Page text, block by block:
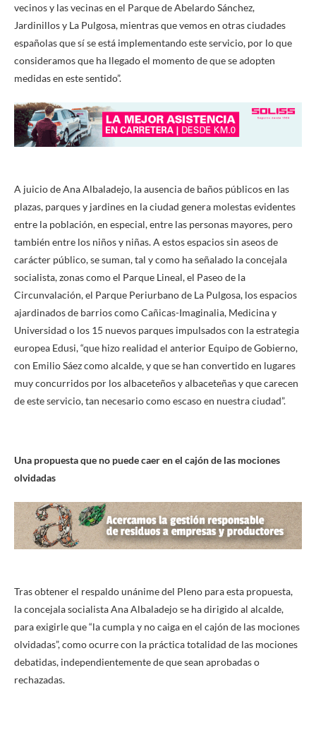
vecinos y las vecinas en el Parque de Abelardo Sánchez,
Jardinillos y La Pulgosa, mientras que vemos en otras ciudades
españolas que sí se está implementando este servicio, por lo que
consideramos que ha llegado el momento de que se adopten
medidas en este sentido”.
A juicio de Ana Albaladejo, la ausencia de baños públicos en las
plazas, parques y jardines en la ciudad genera molestas evidentes
entre la población, en especial, entre las personas mayores, pero
también entre los niños y niñas. A estos espacios sin aseos de
carácter público, se suman, tal y como ha señalado la concejala
socialista, zonas como el Parque Lineal, el Paseo de la
Circunvalación, el Parque Periurbano de La Pulgosa, los espacios
ajardinados de barrios como Cañicas-Imaginalia, Medicina y
Universidad o los 15 nuevos parques impulsados con la estrategia
europea Edusi, “que hizo realidad el anterior Equipo de Gobierno,
con Emilio Sáez como alcalde, y que se han convertido en lugares
muy concurridos por los albaceteños y albaceteñas y que carecen
de este servicio, tan necesario como escaso en nuestra ciudad”.
Una propuesta que no puede caer en el cajón de las mociones
olvidadas
Tras obtener el respaldo unánime del Pleno para esta propuesta,
la concejala socialista Ana Albaladejo se ha dirigido al alcalde,
para exigirle que “la cumpla y no caiga en el cajón de las mociones
olvidadas”, como ocurre con la práctica totalidad de las mociones
debatidas, independientemente de que sean aprobadas o
rechazadas.